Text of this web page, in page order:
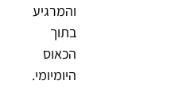
והמרגיע
בתוך
הכאוס
היומיומי.